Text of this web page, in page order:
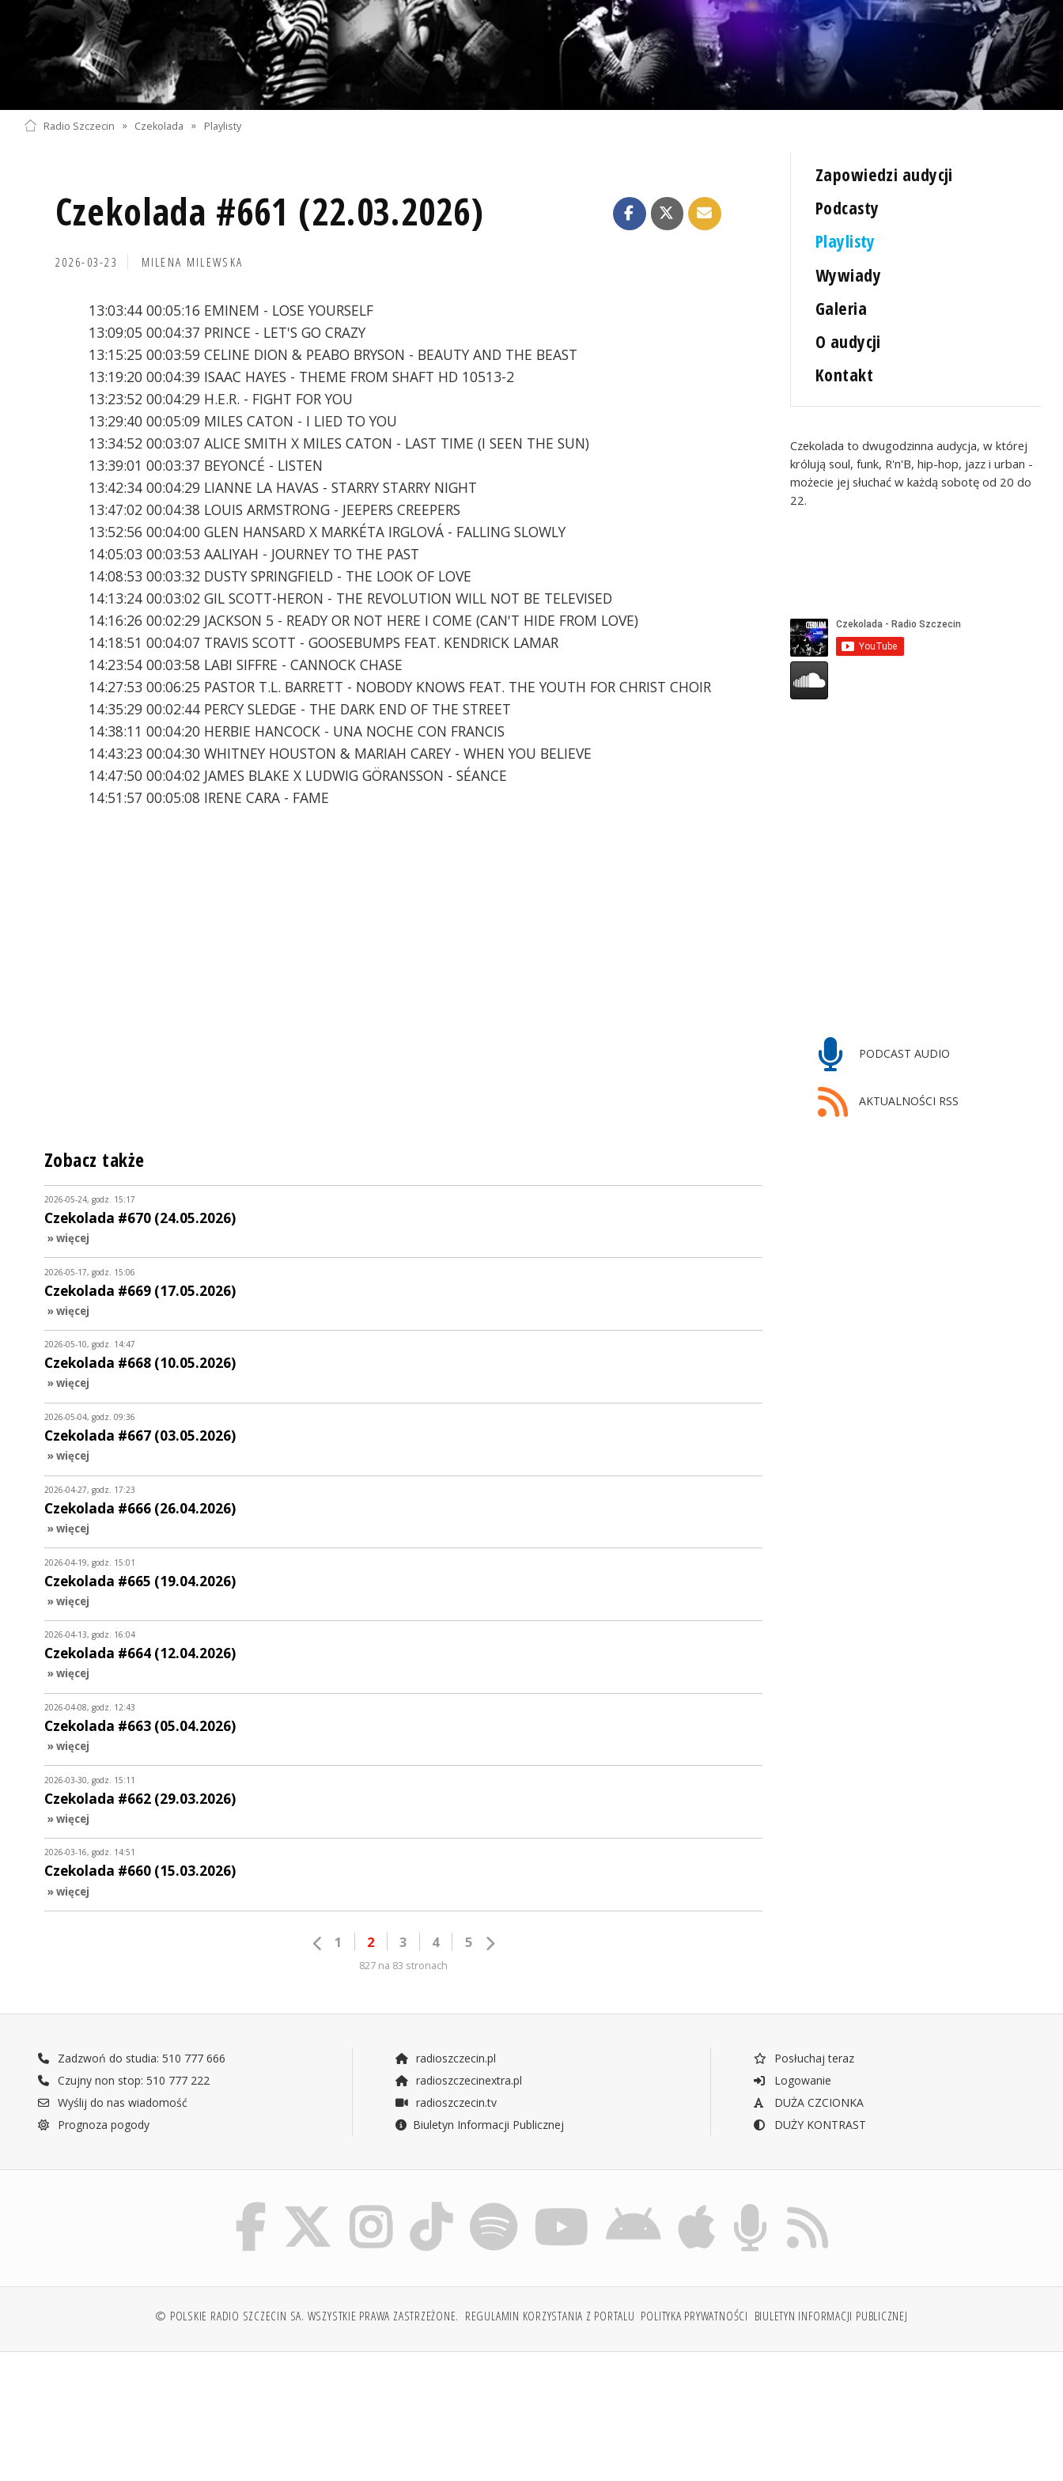
Radio Szczecin » Czekolada » Playlisty
Czekolada #661 (22.03.2026)
2026-03-23 MILENA MILEWSKA
13:03:44 00:05:16 EMINEM - LOSE YOURSELF
13:09:05 00:04:37 PRINCE - LET'S GO CRAZY
13:15:25 00:03:59 CELINE DION & PEABO BRYSON - BEAUTY AND THE BEAST
13:19:20 00:04:39 ISAAC HAYES - THEME FROM SHAFT HD 10513-2
13:23:52 00:04:29 H.E.R. - FIGHT FOR YOU
13:29:40 00:05:09 MILES CATON - I LIED TO YOU
13:34:52 00:03:07 ALICE SMITH X MILES CATON - LAST TIME (I SEEN THE SUN)
13:39:01 00:03:37 BEYONCÉ - LISTEN
13:42:34 00:04:29 LIANNE LA HAVAS - STARRY STARRY NIGHT
13:47:02 00:04:38 LOUIS ARMSTRONG - JEEPERS CREEPERS
13:52:56 00:04:00 GLEN HANSARD X MARKÉTA IRGLOVÁ - FALLING SLOWLY
14:05:03 00:03:53 AALIYAH - JOURNEY TO THE PAST
14:08:53 00:03:32 DUSTY SPRINGFIELD - THE LOOK OF LOVE
14:13:24 00:03:02 GIL SCOTT-HERON - THE REVOLUTION WILL NOT BE TELEVISED
14:16:26 00:02:29 JACKSON 5 - READY OR NOT HERE I COME (CAN'T HIDE FROM LOVE)
14:18:51 00:04:07 TRAVIS SCOTT - GOOSEBUMPS FEAT. KENDRICK LAMAR
14:23:54 00:03:58 LABI SIFFRE - CANNOCK CHASE
14:27:53 00:06:25 PASTOR T.L. BARRETT - NOBODY KNOWS FEAT. THE YOUTH FOR CHRIST CHOIR
14:35:29 00:02:44 PERCY SLEDGE - THE DARK END OF THE STREET
14:38:11 00:04:20 HERBIE HANCOCK - UNA NOCHE CON FRANCIS
14:43:23 00:04:30 WHITNEY HOUSTON & MARIAH CAREY - WHEN YOU BELIEVE
14:47:50 00:04:02 JAMES BLAKE X LUDWIG GÖRANSSON - SÉANCE
14:51:57 00:05:08 IRENE CARA - FAME
Zapowiedzi audycji
Podcasty
Playlisty
Wywiady
Galeria
O audycji
Kontakt
Czekolada to dwugodzinna audycja, w której
królują soul, funk, R'n'B, hip-hop, jazz i urban -
możecie jej słuchać w każdą sobotę od 20 do
22.
PODCAST AUDIO
AKTUALNOŚCI RSS
Zobacz także
2026-05-24, godz. 15:17
Czekolada #670 (24.05.2026)
» więcej
2026-05-17, godz. 15:06
Czekolada #669 (17.05.2026)
» więcej
2026-05-10, godz. 14:47
Czekolada #668 (10.05.2026)
» więcej
2026-05-04, godz. 09:36
Czekolada #667 (03.05.2026)
» więcej
2026-04-27, godz. 17:23
Czekolada #666 (26.04.2026)
» więcej
2026-04-19, godz. 15:01
Czekolada #665 (19.04.2026)
» więcej
2026-04-13, godz. 16:04
Czekolada #664 (12.04.2026)
» więcej
2026-04-08, godz. 12:43
Czekolada #663 (05.04.2026)
» więcej
2026-03-30, godz. 15:11
Czekolada #662 (29.03.2026)
» więcej
2026-03-16, godz. 14:51
Czekolada #660 (15.03.2026)
» więcej
1 2 3 4 5
827 na 83 stronach
Zadzwoń do studia: 510 777 666
Czujny non stop: 510 777 222
Wyślij do nas wiadomość
Prognoza pogody
radioszczecin.pl
radioszczecinextra.pl
radioszczecin.tv
Biuletyn Informacji Publicznej
Posłuchaj teraz
Logowanie
DUŻA CZCIONKA
DUŻY KONTRAST
© POLSKIE RADIO SZCZECIN SA. WSZYSTKIE PRAWA ZASTRZEŻONE. REGULAMIN KORZYSTANIA Z PORTALU POLITYKA PRYWATNOŚCI BIULETYN INFORMACJI PUBLICZNEJ